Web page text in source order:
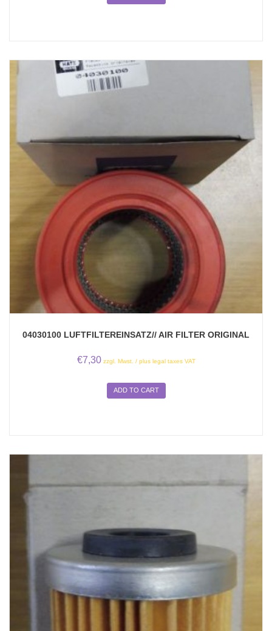
04030100 LUFTFILTEREINSATZ// AIR FILTER ORIGINAL
€7,30 zzgl. Mwst. / plus legal taxes VAT
ADD TO CART